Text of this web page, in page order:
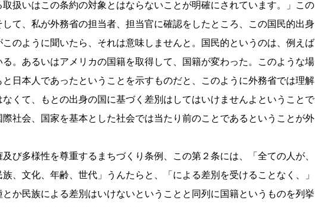
扱いはこの条約の対象とはならないことが明確にされています。」この
て、私が外務省の担当者、担当官に確認をしたところ、この国民的出身
のように聞いたら、それは意味しませんと。国民的というのは、例えば
。あるいはアメリカの国籍を取得して、国籍が変わった。このような場
日本人であったということを示すものだと、このように外務省では理解
くて、もとの出身の国に基づく差別はしてはいけませんよということで
社会、国家を基本とした社会では当たり前のことであるということが外
び多様性を尊重するまちづくり条例、この第２条には、「全ての人が、
、文化、年齢、世代」うんたらと、「による差別を受けることなく、」
か民族による差別はいけないということと同列に国籍というものを列挙